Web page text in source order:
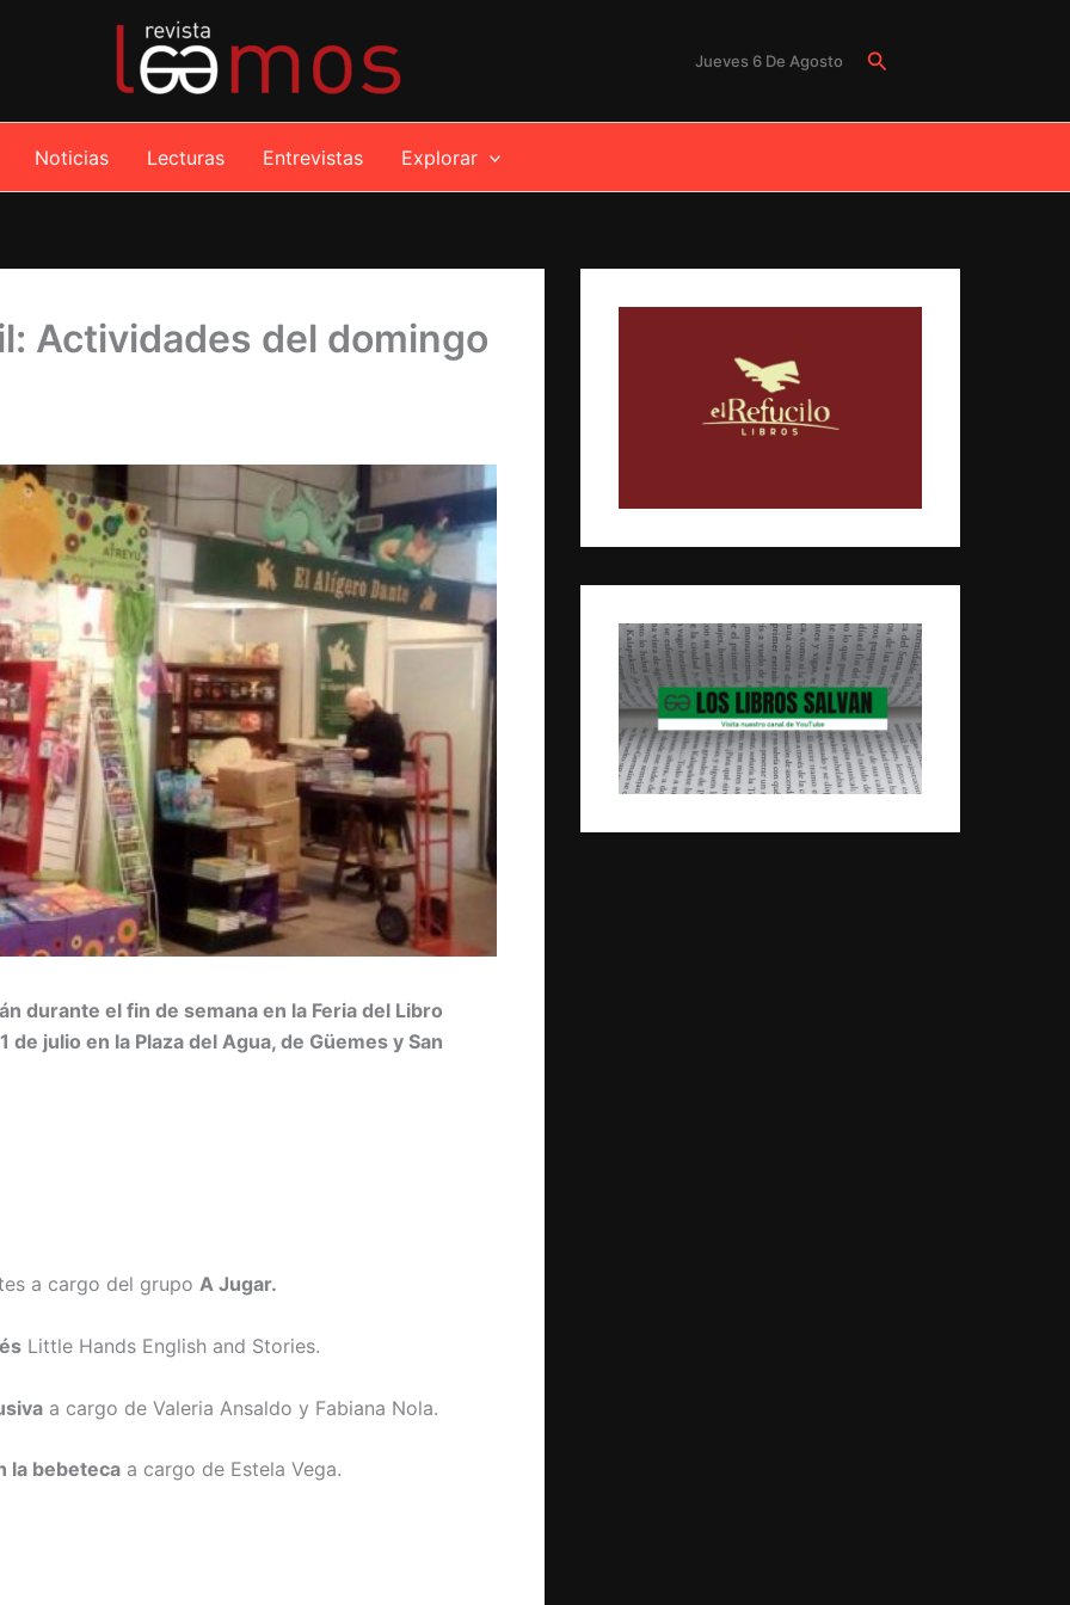
Jueves 6 De Agosto Buscar
Noticias Lecturas Entrevistas Explorar
Actividades del domingo
durante el fin de semana en la Feria del Libro
julio en la Plaza del Agua, de Güemes y San
a cargo del grupo A Jugar.
Little Hands English and Stories.
a cargo de Valeria Ansaldo y Fabiana Nola.
la bebeteca a cargo de Estela Vega.